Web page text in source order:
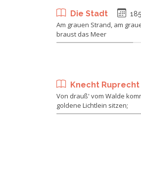
Die Stadt
Am grauen Strand, am
braust das Meer
Knecht Ruprecht
Von drauß' vom Walde
goldene Lichtlein sitzen;